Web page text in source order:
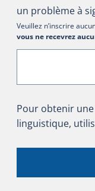
un problème à
Veuillez n’inscrire
vous ne recevrez
Pour obtenir
linguistique,